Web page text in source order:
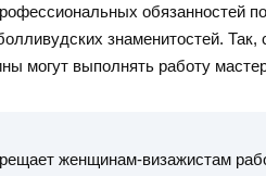
обязанностей
знаменитостей. Так,
могут выполнять работу
женщинам-визажистам